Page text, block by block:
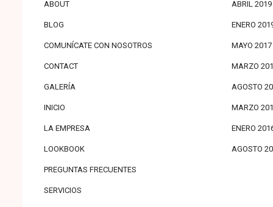
ABOUT
BLOG
COMUNÍCATE CON NOSOTROS
CONTACT
GALERÍA
INICIO
LA EMPRESA
LOOKBOOK
PREGUNTAS FRECUENTES
SERVICIOS
ABRIL 2019
ENERO
MAYO 2017
MARZO
AGOSTO
MARZO
ENERO
AGOSTO